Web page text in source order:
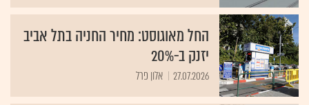
החל מאוגוסט: מחיר החניה בתל אביב
יזנק ב-20%
27.07.2026 אלון פרל